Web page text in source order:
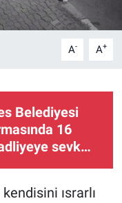
A- A+
Belediyesi
16
sevk
ısrarlı